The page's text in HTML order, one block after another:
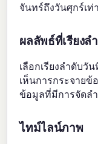
จันทร์ถึงวันศุกร์เท่
ผลลัพธ์ที่เรียงล
เลือกเรียงลำดับวั
เห็นการกระจาย
ข้อมูลที่มีการจัดล
ไทม์ไลน์ภาพ